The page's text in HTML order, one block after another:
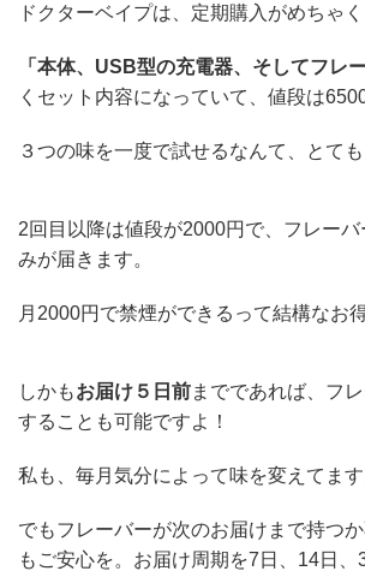
ドクターベイプは、定期購入がめちゃく
「本体、USB型の充電器、そしてフレ
くセット内容になっていて、値段は
３つの味を一度で試せるなんて、とて
2回目以降は値段が2000円で、フレー
みが届きます。
月2000円で禁煙ができるって結構なお
しかもお届け５日前までであれば、フ
することも可能ですよ！
私も、毎月気分によって味を変えてます
でもフレーバーが次のお届けまで持つ
もご安心を。お届け周期を7日、14日、